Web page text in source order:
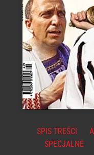
SPIS TREŚCI
SPECJALNE